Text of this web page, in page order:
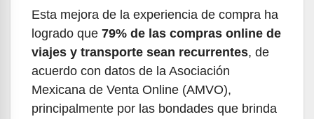
Esta mejora de la experiencia de compra ha
logrado que 79% de las compras online de
viajes y transporte sean recurrentes, de
acuerdo con datos de la Asociación
Mexicana de Venta Online (AMVO),
principalmente por las bondades que brinda